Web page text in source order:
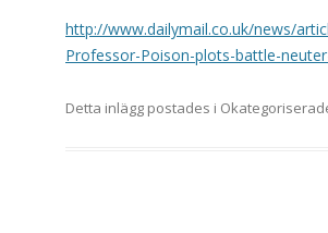
http://www.dailymail.co.uk/news/
Professor-Poison-plots-battle-
Detta inlägg postades i